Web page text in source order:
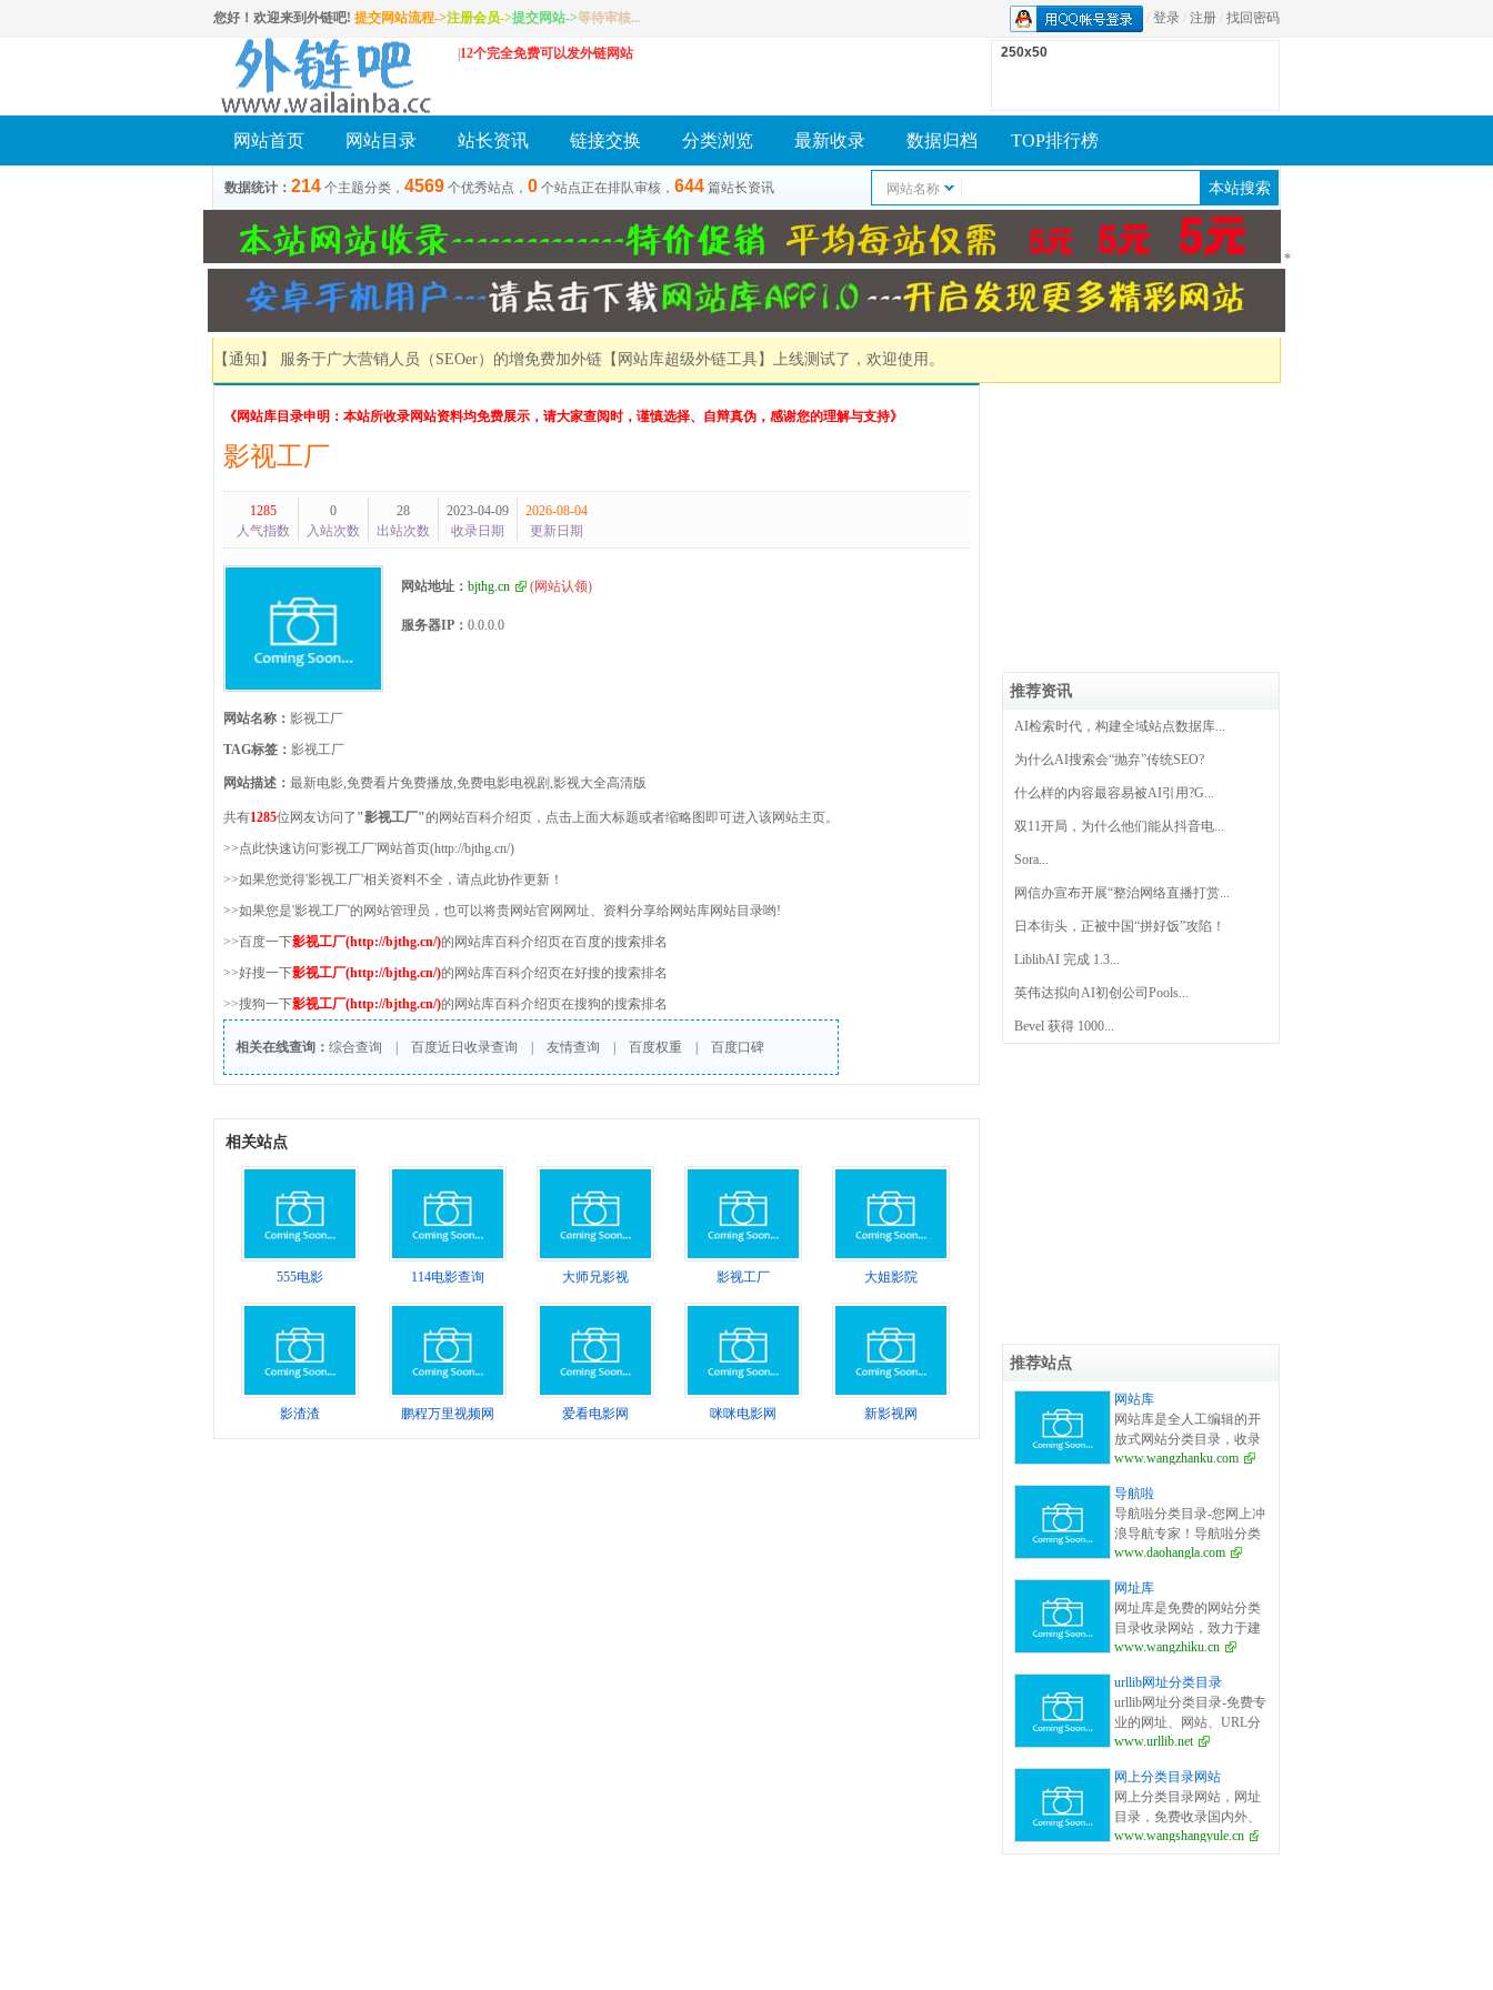
您好！欢迎来到外链吧! 提交网站流程->注册会员->提交网站->等待审核... / 登录 / 注册 / 找回密码
12个完全免费可以发外链网站 250x50
网站首页 网站目录 站长资讯 链接交换 分类浏览 最新收录 数据归档 TOP排行榜
数据统计： 214 个主题分类， 4569 个优秀站点， 0 个站点正在排队审核， 644 篇站长资讯 网站名称
*
【通知】 服务于广大营销人员（SEOer）的增免费加外链 【网站库超级外链工具】 上线测试了，欢迎使用。
《网站库目录申明：本站所收录网站资料均免费展示，请大家查阅时，谨慎选择、自辩真伪，感谢您的理解与支持》
影视工厂
1285
人气指数
0
入站次数
28
出站次数
2023-04-09
收录日期
2026-08-04
更新日期
网站地址： bjthg.cn (网站认领)
服务器IP： 0.0.0.0
网站名称： 影视工厂
TAG标签： 影视工厂
网站描述： 最新电影,免费看片免费播放,免费电影电视剧,影视大全高清版
共有1285位网友访问了 "影视工厂"的网站百科介绍页，点击上面大标题或者缩略图即可进入该网站主页。
>>点此快速访问'影视工厂'网站首页(http://bjthg.cn/)
>>如果您觉得'影视工厂'相关资料不全，请点此协作更新！
>>如果您是'影视工厂'的网站管理员，也可以将贵网站官网网址、资料分享给网站库网站目录哟!
>>百度一下影视工厂(http://bjthg.cn/)的网站库百科介绍页在百度的搜索排名
>>好搜一下影视工厂(http://bjthg.cn/)的网站库百科介绍页在好搜的搜索排名
>>搜狗一下影视工厂(http://bjthg.cn/)的网站库百科介绍页在搜狗的搜索排名
相关在线查询： 综合查询 百度近日收录查询 友情查询 百度权重 百度口碑
相关站点
555电影 114电影查询 大师兄影视 影视工厂 大姐影院
影渣渣 鹏程万里视频网 爱看电影网 咪咪电影网 新影视网
推荐资讯
AI检索时代，构建全域站点数据库...
为什么AI搜索会“抛弃”传统SEO?
什么样的内容最容易被AI引用?G...
双11开局，为什么他们能从抖音电...
Sora...
网信办宣布开展“整治网络直播打赏...
日本街头，正被中国“拼好饭”攻陷！
LiblibAI 完成 1.3...
英伟达拟向AI初创公司Pools...
Bevel 获得 1000...
推荐站点
网站库
网站库是全人工编辑的开
放式网站分类目录，收录
国内外、各行业优秀网
面的网站分类目录检索、
优秀网站参考、网站推广
服务、网站黄页、网上娱
乐冲浪导航网站。
www.wangzhanku.com
导航啦
导航啦分类目录-您网上冲
浪导航专家！导航啦分类
目录－专业提供为广大站
目录平台，收集国内外、
各行业优秀正规网站,全人
工编辑收录，为百度、谷
歌、有道、搜狗、必应等
搜索引擎提供索引参考, 同
时也是站长推广网站值得
信任选择的平台。
www.daohangla.com
网址库
网址库是免费的网站分类
目录收录网站，致力于建
立全面的网址库平台：免
国内外各行业优秀的网站
网址,让你轻松畅游互联
网，找到您想要的网站、
信息资源；加入网址库让
我们共同成长。网址库!网
址酷！上网，您需要网址
库! 网址大全，实用网址一
网打尽！
www.wangzhiku.cn
urllib网址分类目录
urllib网址分类目录-免费专
业的网址、网站、URL分
类目录_提交网址、网站、
www.urllib.net
网上分类目录网站
网上分类目录网站，网址
目录，免费收录国内外、
各行业优秀网站.免费收录
www.wangshangyule.cn